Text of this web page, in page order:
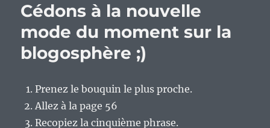
francophone
est
en
train
de
c’est
cause
des
Cédons à la nouvelle
mode du moment sur la
blogosphère ;)
Prenez le bouquin le plus proche.
Allez à la page 56
Recopiez la cinquième phrase.